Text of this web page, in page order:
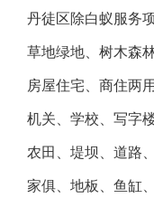
丹阳白蚁防治
扬中白蚁防治
句容白蚁防治
响水白蚁防治
丹徒区除白蚁服务
草地绿地、树木森
房屋住宅、商住两
机关、学校、写字
农田、堤坝、道路
家俱、地板、鱼缸